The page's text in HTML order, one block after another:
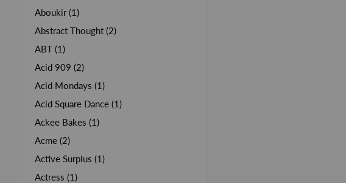
Aboukir (1)
Abstract Thought (2)
ABT (1)
Acid 909 (2)
Acid Mondays (1)
Acid Square Dance (1)
Ackee Bakes (1)
Acme (2)
Active Surplus (1)
Actress (1)